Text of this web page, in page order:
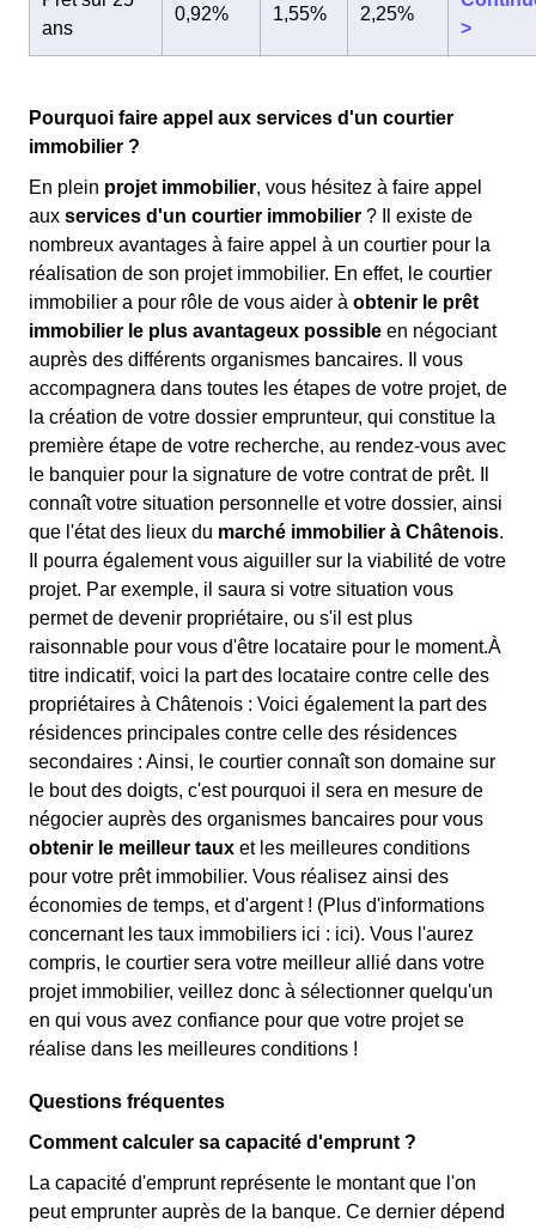
ans
0,92% 1,55% 2,25%
>
Pourquoi faire appel aux services d'un courtier
immobilier ?
En plein projet immobilier, vous hésitez à faire appel
aux services d'un courtier immobilier ? Il existe de
nombreux avantages à faire appel à un courtier pour la
réalisation de son projet immobilier. En effet, le courtier
immobilier a pour rôle de vous aider à obtenir le prêt
immobilier le plus avantageux possible en négociant
auprès des différents organismes bancaires. Il vous
accompagnera dans toutes les étapes de votre projet, de
la création de votre dossier emprunteur, qui constitue la
première étape de votre recherche, au rendez-vous avec
le banquier pour la signature de votre contrat de prêt. Il
connaît votre situation personnelle et votre dossier, ainsi
que l'état des lieux du marché immobilier à Châtenois.
Il pourra également vous aiguiller sur la viabilité de votre
projet. Par exemple, il saura si votre situation vous
permet de devenir propriétaire, ou s'il est plus
raisonnable pour vous d'être locataire pour le moment.À
titre indicatif, voici la part des locataire contre celle des
propriétaires à Châtenois : Voici également la part des
résidences principales contre celle des résidences
secondaires : Ainsi, le courtier connaît son domaine sur
le bout des doigts, c'est pourquoi il sera en mesure de
négocier auprès des organismes bancaires pour vous
obtenir le meilleur taux et les meilleures conditions
pour votre prêt immobilier. Vous réalisez ainsi des
économies de temps, et d'argent ! (Plus d'informations
concernant les taux immobiliers ici : ici). Vous l'aurez
compris, le courtier sera votre meilleur allié dans votre
projet immobilier, veillez donc à sélectionner quelqu'un
en qui vous avez confiance pour que votre projet se
réalise dans les meilleures conditions !
Questions fréquentes
Comment calculer sa capacité d'emprunt ?
La capacité d'emprunt représente le montant que l'on
peut emprunter auprès de la banque. Ce dernier dépend